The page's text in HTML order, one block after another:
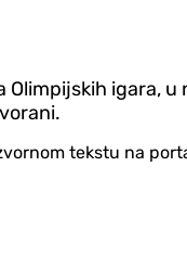
igara,
tekstu na